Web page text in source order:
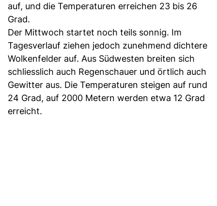
auf, und die Temperaturen erreichen 23 bis 26
Grad.
Der Mittwoch startet noch teils sonnig. Im
Tagesverlauf ziehen jedoch zunehmend dichtere
Wolkenfelder auf. Aus Südwesten breiten sich
schliesslich auch Regenschauer und örtlich auch
Gewitter aus. Die Temperaturen steigen auf rund
24 Grad, auf 2000 Metern werden etwa 12 Grad
erreicht.